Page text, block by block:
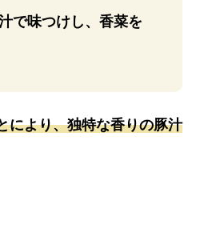
で味つけし、香菜を
により、独特な香りの豚汁